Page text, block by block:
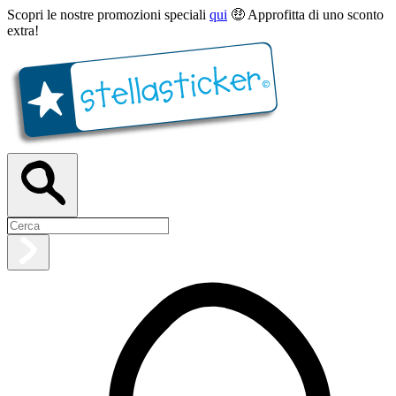
Scopri le nostre promozioni speciali qui 🤑 Approfitta di uno sconto
extra!